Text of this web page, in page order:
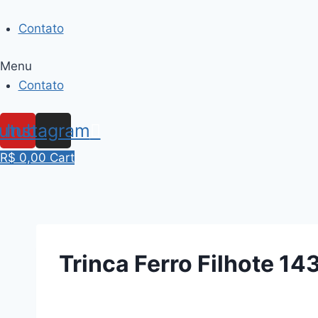
to
Contato
Menu
Contato
Instagram
R$ 0,00 Cart
Trinca Ferro Filhote